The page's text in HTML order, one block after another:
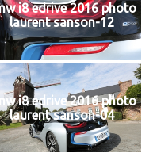
i8 edrive 2016 photo
laurent sanson-12
i8 edrive 2016 photo
laurent sanson-04